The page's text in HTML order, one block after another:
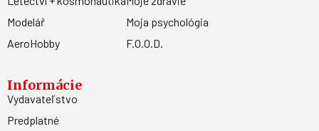
Modelář
AeroHobby
Moja psychológia
F.O.O.D.
Informácie
Vydavateľstvo
Predplatné